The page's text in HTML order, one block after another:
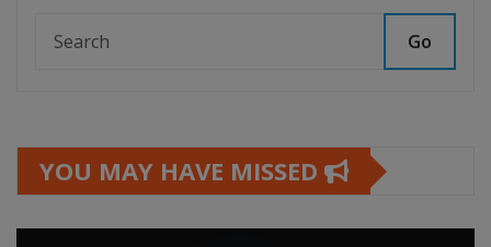
Go
YOU MAY HAVE MISSED